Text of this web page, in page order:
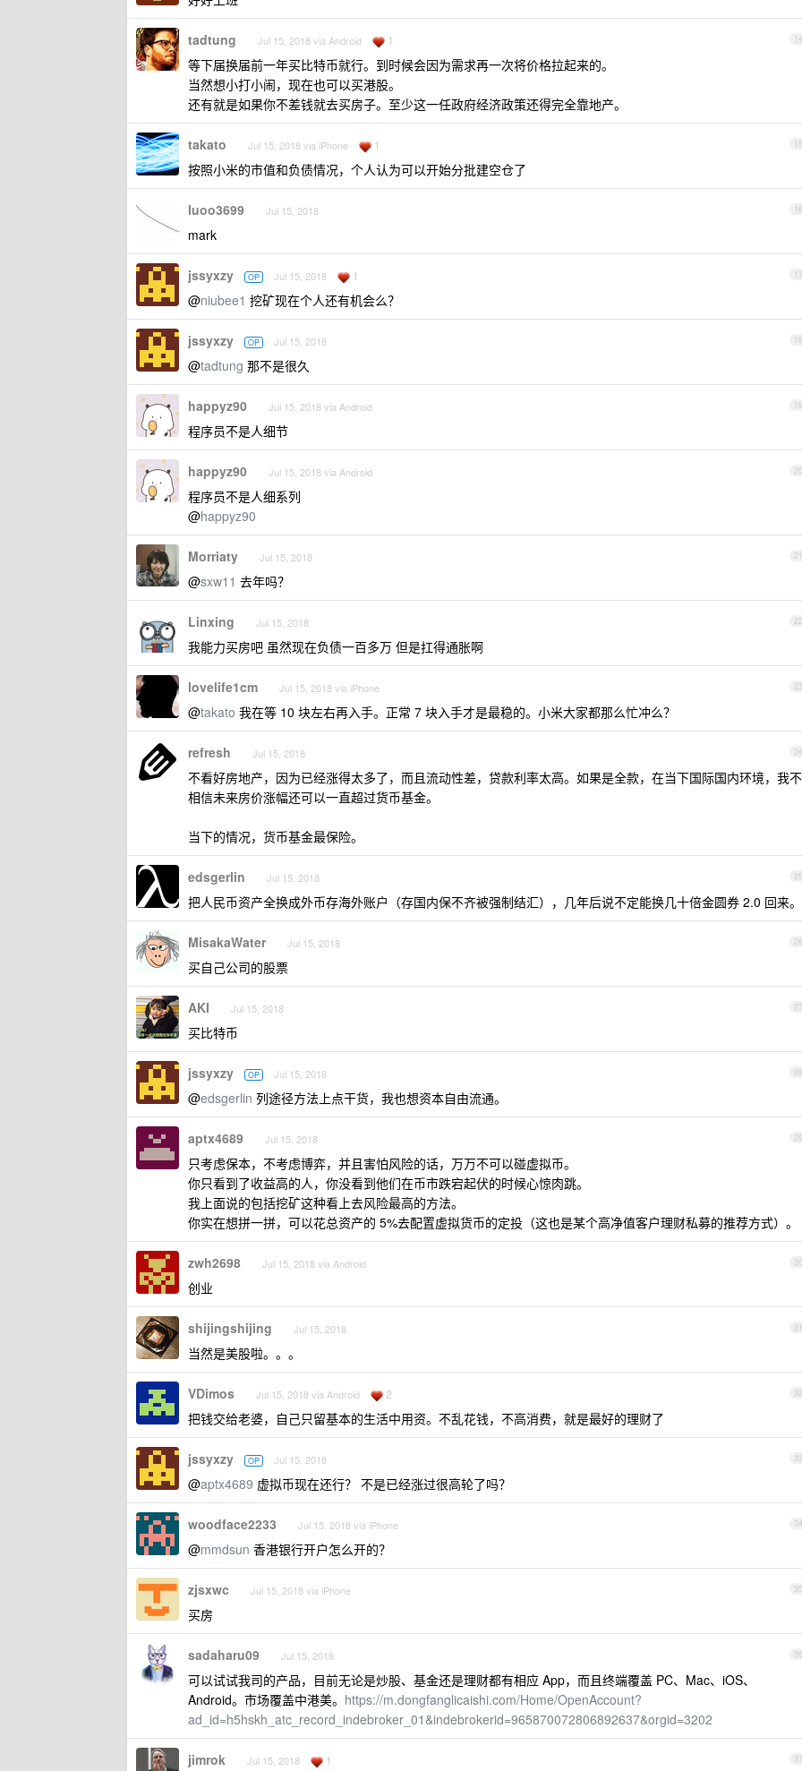
14
tadtung Jul 15, 2018 via Android 1
等下届换届前一年买比特币就行。到时候会因为需求再一次将价格拉起来的。
当然想小打小闹，现在也可以买港股。
还有就是如果你不差钱就去买房子。至少这一任政府经济政策还得完全靠地产。
15
takato Jul 15, 2018 via iPhone 1
按照小米的市值和负债情况，个人认为可以开始分批建空仓了
16
luoo3699 Jul 15, 2018
mark
17
jssyxzy OP Jul 15, 2018 1
@niubee1 挖矿现在个人还有机会么？
18
jssyxzy OP Jul 15, 2018
@tadtung 那不是很久
19
happyz90 Jul 15, 2018 via Android
程序员不是人细节
20
happyz90 Jul 15, 2018 via Android
程序员不是人细系列
@happyz90
21
Morriaty Jul 15, 2018
@sxw11 去年吗？
22
Linxing Jul 15, 2018
我能力买房吧 虽然现在负债一百多万 但是扛得通胀啊
23
lovelife1cm Jul 15, 2018 via iPhone
@takato 我在等 10 块左右再入手。正常 7 块入手才是最稳的。小米大家都那么忙冲么？
24
refresh Jul 15, 2018
不看好房地产，因为已经涨得太多了，而且流动性差，贷款利率太高。如果是全款，在当下国际国内环境，我不
相信未来房价涨幅还可以一直超过货币基金。
当下的情况，货币基金最保险。
25
edsgerlin Jul 15, 2018
把人民币资产全换成外币存海外账户（存国内保不齐被强制结汇），几年后说不定能换几十倍金圆券 2.0 回来。
26
MisakaWater Jul 15, 2018
买自己公司的股票
27
AKI Jul 15, 2018
买比特币
28
jssyxzy OP Jul 15, 2018
@edsgerlin 列途径方法上点干货，我也想资本自由流通。
29
aptx4689 Jul 15, 2018
只考虑保本，不考虑博弈，并且害怕风险的话，万万不可以碰虚拟币。
你只看到了收益高的人，你没看到他们在币市跌宕起伏的时候心惊肉跳。
我上面说的包括挖矿这种看上去风险最高的方法。
你实在想拼一拼，可以花总资产的 5%去配置虚拟货币的定投（这也是某个高净值客户理财私募的推荐方式）。
30
zwh2698 Jul 15, 2018 via Android
创业
31
shijingshijing Jul 15, 2018
当然是美股啦。。。
32
VDimos Jul 15, 2018 via Android 2
把钱交给老婆，自己只留基本的生活中用资。不乱花钱，不高消费，就是最好的理财了
33
jssyxzy OP Jul 15, 2018
@aptx4689 虚拟币现在还行？ 不是已经涨过很高轮了吗？
34
woodface2233 Jul 15, 2018 via iPhone
@mmdsun 香港银行开户怎么开的？
35
zjsxwc Jul 15, 2018 via iPhone
买房
36
sadaharu09 Jul 15, 2018
可以试试我司的产品，目前无论是炒股、基金还是理财都有相应 App，而且终端覆盖 PC、Mac、iOS、
Android。市场覆盖中港美。 https://m.dongfanglicaishi.com/Home/OpenAccount?
ad_id=h5hskh_atc_record_indebroker_01&indebrokerid=965870072806892637&orgid=3202
37
jimrok Jul 15, 2018 1